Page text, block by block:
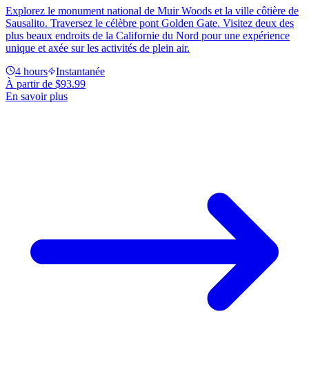
Explorez le monument national de Muir Woods et la ville côtière de
Sausalito. Traversez le célèbre pont Golden Gate. Visitez deux des
plus beaux endroits de la Californie du Nord pour une expérience
unique et axée sur les activités de plein air.
4 hours
Instantanée
À partir de $93.99
En savoir plus